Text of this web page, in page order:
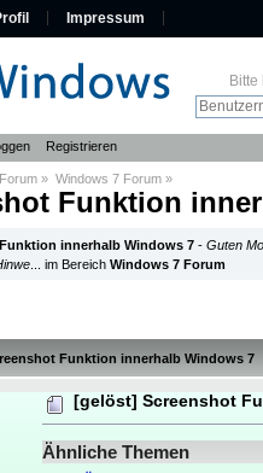
Impressum
Bitte
Registrieren
» Windows 7 Forum»
Funktion
innerhalb Windows 7 -Guten
... im BereichWindows 7 Forum
Funktion innerhalb Windows 7
[gelöst] Screenshot
Ähnliche Themen